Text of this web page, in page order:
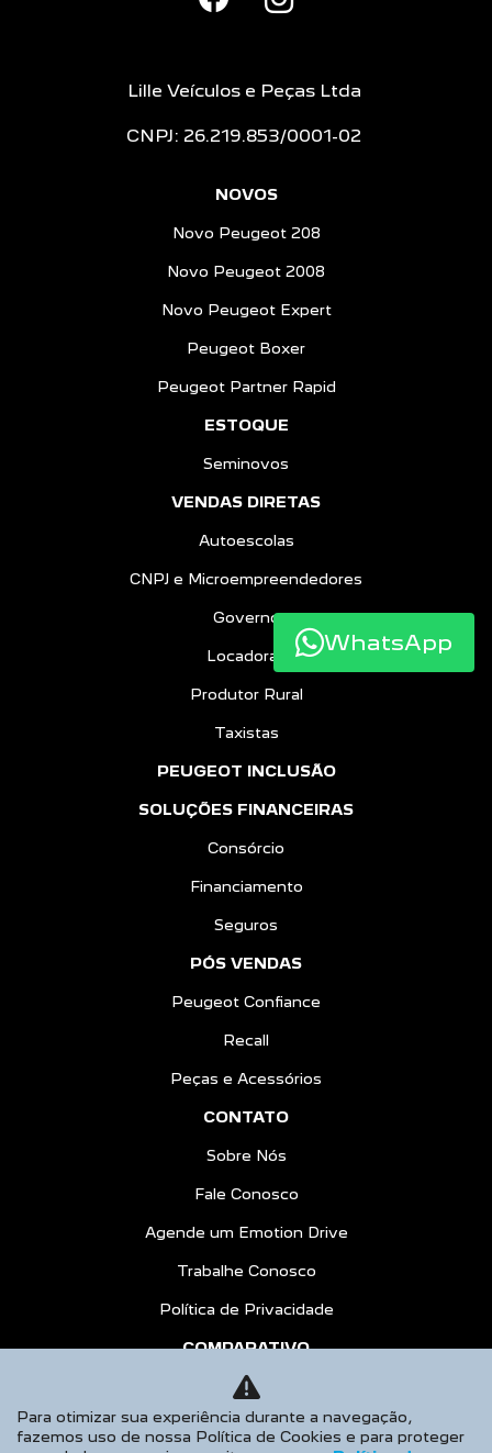
Lille Veículos e Peças Ltda
CNPJ: 26.219.853/0001-02
NOVOS
Novo Peugeot 208
Novo Peugeot 2008
Novo Peugeot Expert
Peugeot Boxer
Peugeot Partner Rapid
ESTOQUE
Seminovos
VENDAS DIRETAS
Autoescolas
CNPJ e Microempreendedores
Governo
Locadoras
Produtor Rural
Taxistas
PEUGEOT INCLUSÃO
SOLUÇÕES FINANCEIRAS
Consórcio
Financiamento
Seguros
PÓS VENDAS
Peugeot Confiance
Recall
Peças e Acessórios
CONTATO
Sobre Nós
Fale Conosco
Agende um Emotion Drive
Trabalhe Conosco
Política de Privacidade
COMPARATIVO
AGENDE UM TEST DRIVE
No trânsito, enxergar o outro salva
WhatsApp
Para otimizar sua experiência durante a navegação,
fazemos uso de nossa Política de Cookies e para proteger